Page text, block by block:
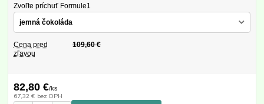
Zvoľte príchuť Formule1
Cena pred
zľavou
109,60 €
82,80 €/ks
67,32 € bez DPH